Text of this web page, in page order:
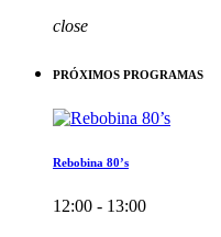
close
PRÓXIMOS PROGRAMAS
Rebobina 80’s
12:00 - 13:00